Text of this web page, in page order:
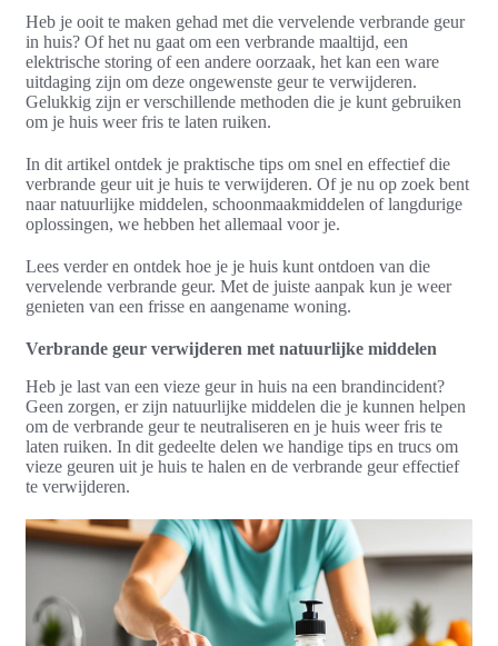
Heb je ooit te maken gehad met die vervelende verbrande geur
in huis? Of het nu gaat om een verbrande maaltijd, een
elektrische storing of een andere oorzaak, het kan een ware
uitdaging zijn om deze ongewenste geur te verwijderen.
Gelukkig zijn er verschillende methoden die je kunt gebruiken
om je huis weer fris te laten ruiken.
In dit artikel ontdek je praktische tips om snel en effectief die
verbrande geur uit je huis te verwijderen. Of je nu op zoek bent
naar natuurlijke middelen, schoonmaakmiddelen of langdurige
oplossingen, we hebben het allemaal voor je.
Lees verder en ontdek hoe je je huis kunt ontdoen van die
vervelende verbrande geur. Met de juiste aanpak kun je weer
genieten van een frisse en aangename woning.
Verbrande geur verwijderen met natuurlijke middelen
Heb je last van een vieze geur in huis na een brandincident?
Geen zorgen, er zijn natuurlijke middelen die je kunnen helpen
om de verbrande geur te neutraliseren en je huis weer fris te
laten ruiken. In dit gedeelte delen we handige tips en trucs om
vieze geuren uit je huis te halen en de verbrande geur effectief
te verwijderen.